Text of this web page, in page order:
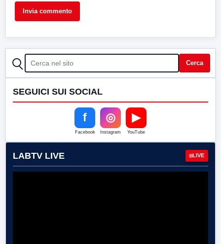
CERCA Cerca
SEGUICI SUI SOCIAL
f
Facebook
◎
Instagram
▶
YouTube
LABTV LIVE LIVE